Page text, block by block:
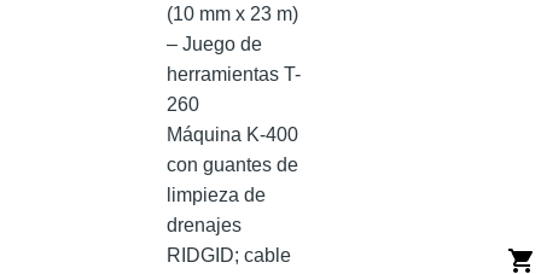
(10 mm x 23 m)
– Juego de
herramientas T-
260
Máquina K-400
con guantes de
limpieza de
drenajes
RIDGID; cable